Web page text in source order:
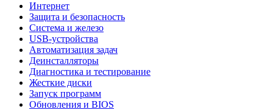
Интернет
Защита и безопасность
Система и железо
USB-устройства
Автоматизация задач
Деинсталляторы
Диагностика и тестирование
Жесткие диски
Запуск программ
Обновления и BIOS